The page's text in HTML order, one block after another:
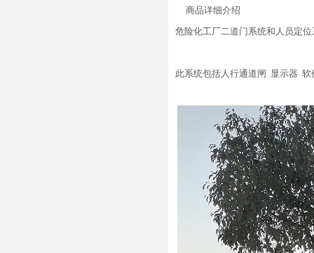
商品详细介绍
危险化工厂二道门系统和人员定位
此系统包括人行通道闸 显示器